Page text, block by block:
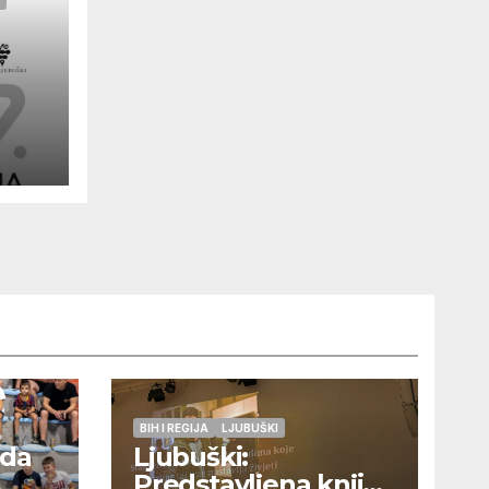
BIH I REGIJA LJUBUŠKI
Ljubuški: